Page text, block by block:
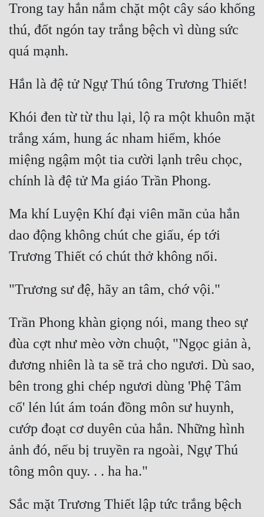
Huyền Huyễn
Huyền Nghi
Huyền Ảo
Hài Hước
Khoa Huyễn
Kiếm Hiệp
Linh Dị
Lịch Sử
Mưu Mô
Mạt Thế
Mỹ Thực
Ngôn Tình
Ngược
Nữ Cường
Nữ Phụ
Trong tay hắn nắm chặt một cây sáo khống
thú, đốt ngón tay trắng bệch vì dùng sức
Khói đen từ từ thu lại, lộ ra một khuôn mặt
trắng xám, hung ác nham hiểm, khóe
miệng ngậm một tia cười lạnh trêu chọc,
Ma khí Luyện Khí đại viên mãn của hắn
dao động không chút che giấu, ép tới
Trần Phong khàn giọng nói, mang theo sự
đùa cợt như mèo vờn chuột, "Ngọc giản à,
đương nhiên là ta sẽ trả cho ngươi. Dù sao,
bên trong ghi chép ngươi dùng 'Phệ Tâm
cổ' lén lút ám toán đồng môn sư huynh,
cướp đoạt cơ duyên của hắn. Những hình
ảnh đó, nếu bị truyền ra ngoài, Ngự Thú
Sắc mặt Trương Thiết lập tức trắng bệch